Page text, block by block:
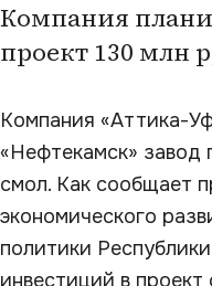
Компания
проект 130 млн
Компания «Аттика-
«Нефтекамск» завод
смол. Как сообщает
экономического
политики
инвестиций в проект